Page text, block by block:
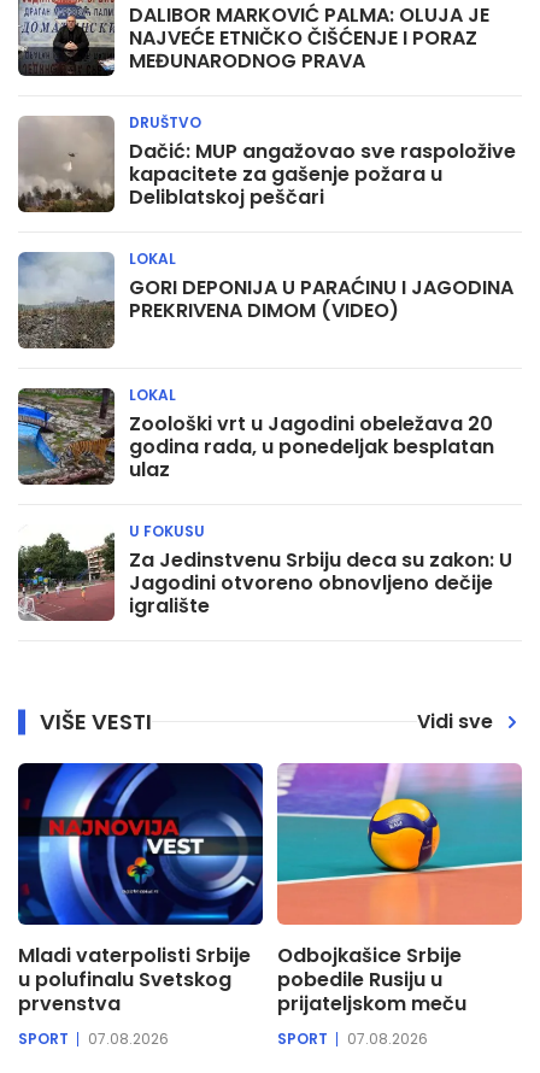
DALIBOR MARKOVIĆ PALMA: OLUJA JE
NAJVEĆE ETNIČKO ČIŠĆENJE I PORAZ
MEĐUNARODNOG PRAVA
Dačić: MUP angažovao sve raspoložive
kapacitete za gašenje požara u
Deliblatskoj peščari
DRUŠTVO
GORI DEPONIJA U PARAĆINU I JAGODINA
PREKRIVENA DIMOM (VIDEO)
LOKAL
Zoološki vrt u Jagodini obeležava 20
godina rada, u ponedeljak besplatan
ulaz
LOKAL
Za Jedinstvenu Srbiju deca su zakon: U
Jagodini otvoreno obnovljeno dečije
igralište
U FOKUSU
VIŠE VESTI Vidi sve
Mladi vaterpolisti Srbije
u polufinalu Svetskog
prvenstva
SPORT 07.08.2026
Odbojkašice Srbije
pobedile Rusiju u
prijateljskom meču
SPORT 07.08.2026